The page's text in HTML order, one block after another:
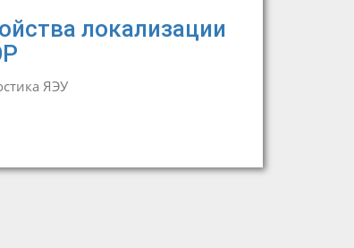
локализации
ЯЭУ